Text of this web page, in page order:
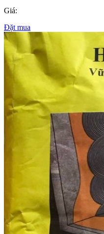
Giá:
Đặt mua